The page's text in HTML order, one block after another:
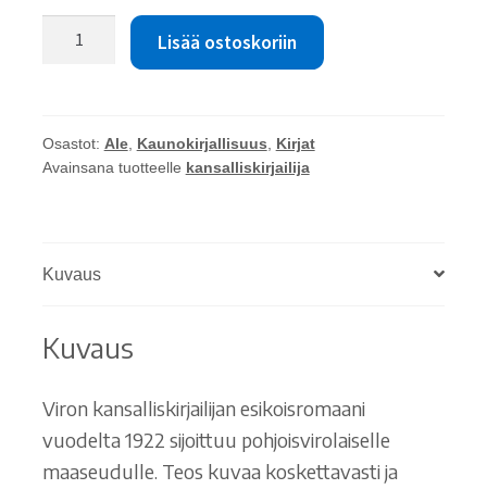
isäntä
määrä
Lisää ostoskoriin
Osastot: Ale, Kaunokirjallisuus
Kirjat
Avainsana tuotteelle kansalliskirjailija
Kuvaus
Kuvaus
Viron kansalliskirjailijan esikoisromaani
vuodelta 1922 sijoittuu pohjoisvirolaiselle
maaseudulle. Teos kuvaa koskettavasti ja